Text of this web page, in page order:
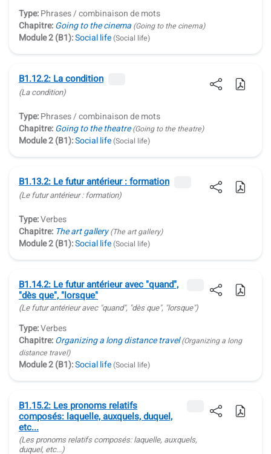
Type:Phrases / combinaison de mots
Chapitre:Going to the cinema (Going to the cinema)
Module 2 (B1):Social life(Social life)
B1.12.2: La condition
(La condition)
Type:Phrases / combinaison de mots
Chapitre:Going to the theatre (Going to the theatre)
Module 2 (B1):Social life(Social life)
B1.13.2: Le futur antérieur : formation
(Le futur antérieur : formation)
Type:Verbes
Chapitre: The art gallery (The art gallery)
Module 2 (B1):Social life(Social life)
B1.14.2: Le futur antérieur avec "quand",
"dès que", "lorsque"
(Le futur antérieur avec "quand", "dès que", "lorsque")
Type:Verbes
Chapitre:Organizing a long distance travel (Organizing a long
distance travel)
Module 2 (B1):Social life(Social life)
B1.15.2: Les pronoms relatifs
composés: laquelle, auxquels, duquel,
etc...
(Les pronoms relatifs composés:laquelle, auxquels,
duquel, etc...)